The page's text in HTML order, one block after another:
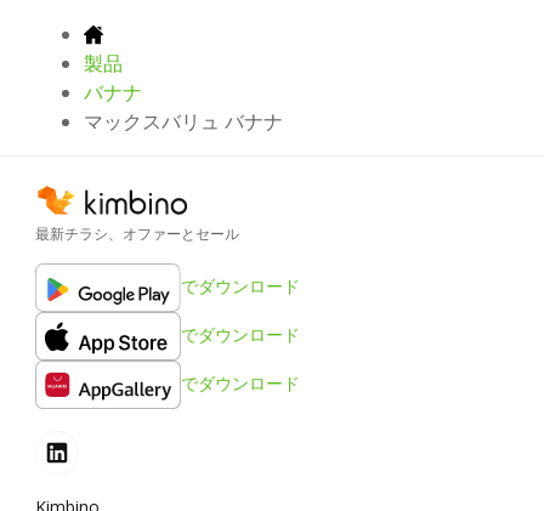
製品
バナナ
マックスバリュ バナナ
最新チラシ、オファーとセール
でダウンロード
でダウンロード
でダウンロード